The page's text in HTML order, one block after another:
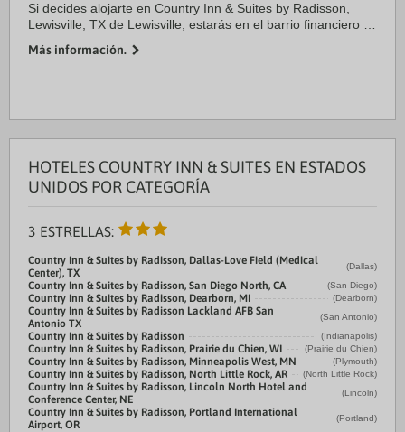
Si decides alojarte en Country Inn & Suites by Radisson,
Lewisville, TX de Lewisville, estarás en el barrio financiero y
congresos Gaylord y Centro ...
Más información.
HOTELES COUNTRY INN & SUITES EN ESTADOS
UNIDOS POR CATEGORÍA
3 ESTRELLAS:
Country Inn & Suites by Radisson, Dallas-Love Field (Medical
Center), TX
(Dallas)
Country Inn & Suites by Radisson, San Diego North, CA (San Diego)
Country Inn & Suites by Radisson, Dearborn, MI (Dearborn)
Country Inn & Suites by Radisson Lackland AFB San
Antonio TX
(San Antonio)
Country Inn & Suites by Radisson (Indianapolis)
Country Inn & Suites by Radisson, Prairie du Chien, WI (Prairie du Chien)
Country Inn & Suites by Radisson, Minneapolis West, MN (Plymouth)
Country Inn & Suites by Radisson, North Little Rock, AR (North Little Rock)
Country Inn & Suites by Radisson, Lincoln North Hotel and
Conference Center, NE
(Lincoln)
Country Inn & Suites by Radisson, Portland International
Airport, OR
(Portland)